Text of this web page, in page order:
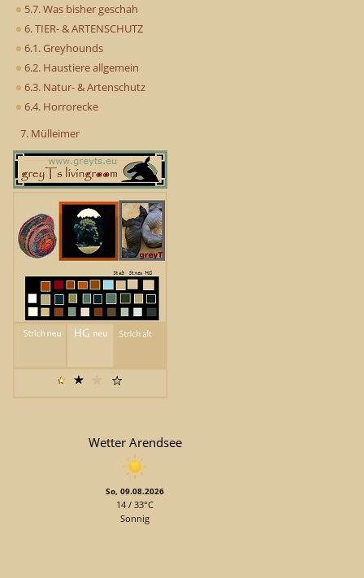
5.7. Was bisher geschah
6. TIER- & ARTENSCHUTZ
6.1. Greyhounds
6.2. Haustiere allgemein
6.3. Natur- & Artenschutz
6.4. Horrorecke
7. Mülleimer
Wetter Arendsee
So, 09.08.2026
14 / 33°C
Sonnig